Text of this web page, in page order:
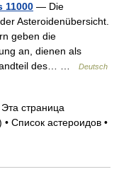
11000 — Die
Asteroidenübersicht.
geben die
an, dienen als
des… …
Deutsch
страница
Список астероидов •